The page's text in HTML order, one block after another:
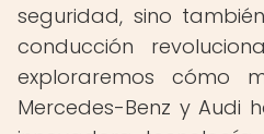
seguridad, sino
conducción
exploraremos cómo
Mercedes-Benz y Audi